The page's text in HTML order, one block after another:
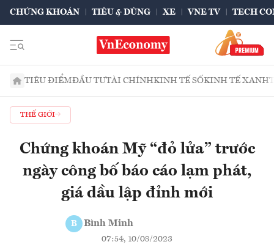
CHỨNG KHOÁN TIÊU & DÙNG XE VNE TV TECH
TIÊU ĐIỂMĐẦU TƯTÀI CHÍNHKINH TẾ SỐKINH TẾ XANH
THẾ GIỚI
Chứng khoán Mỹ “đỏ lửa” trước
ngày công bố báo cáo lạm phát,
giá dầu lập đỉnh mới
B Bình Minh
07:54, 10/08/2023